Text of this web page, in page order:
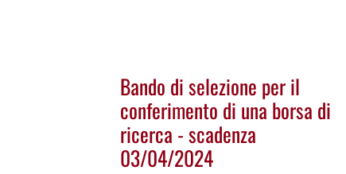
Bando di selezione per il
conferimento di una borsa di
ricerca - scadenza
03/04/2024